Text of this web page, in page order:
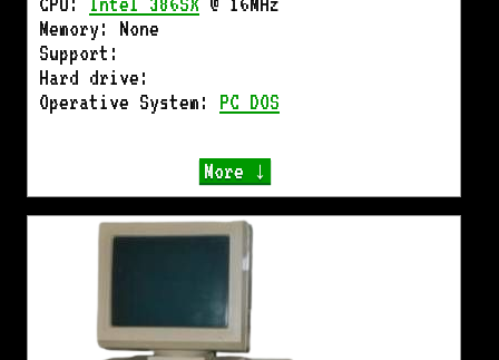
Memory: None
Support:
Hard drive:
Operative System: PC DOS
More ↓